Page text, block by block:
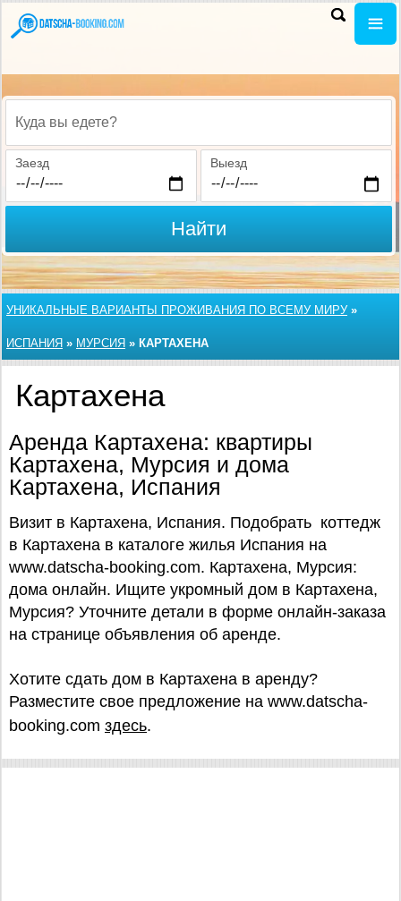
Куда вы едете?
Заезд Выезд
Найти
УНИКАЛЬНЫЕ ВАРИАНТЫ ПРОЖИВАНИЯ ПО ВСЕМУ МИРУ»
ИСПАНИЯ » МУРСИЯ » КАРТАХЕНА
Картахена
Аренда Картахена: квартиры
Картахена, Мурсия и дома
Картахена, Испания
Визит в Картахена, Испания. Подобрать коттедж
в Картахена в каталоге жилья Испания на
www.datscha-booking.com. Картахена, Мурсия:
дома онлайн. Ищите укромный дом в Картахена,
Мурсия? Уточните детали в форме онлайн-заказа
на странице объявления об аренде.
Хотите сдать дом в Картахена в аренду?
Разместите свое предложение на www.datscha-
booking.com здесь.